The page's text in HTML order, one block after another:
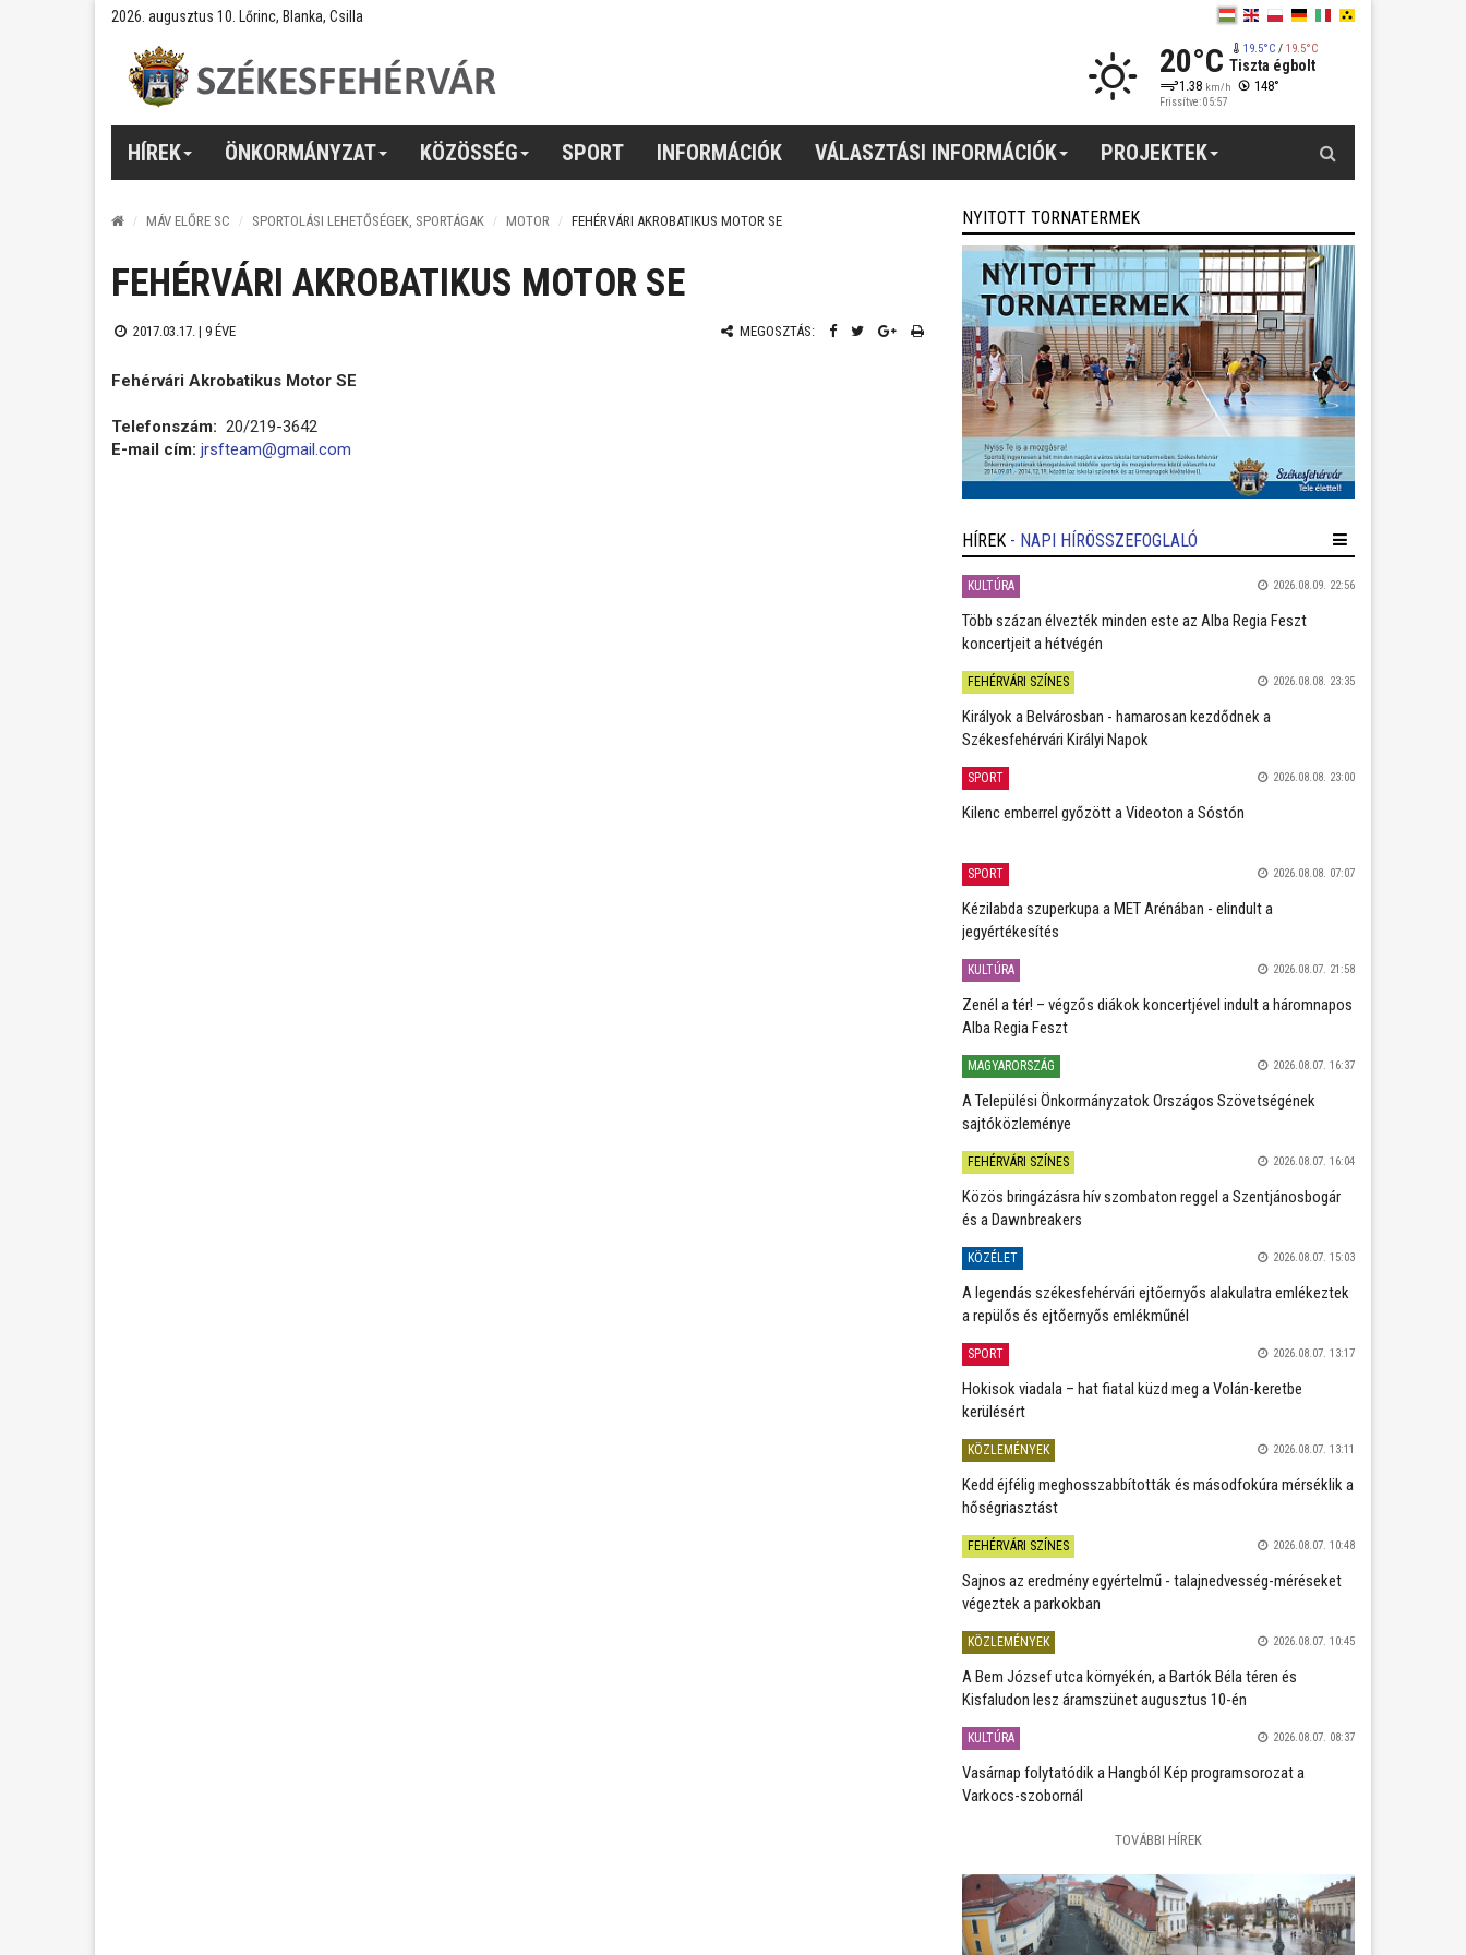
2026. augusztus 10. Lőrinc, Blanka, Csilla
20°C 19.5°C/ 19.5°C
Tiszta égbolt
1.38 km/h 148°
Frissítve: 05:57
HÍREK ÖNKORMÁNYZAT KÖZÖSSÉG SPORT INFORMÁCIÓK VÁLASZTÁSI INFORMÁCIÓK PROJEKTEK
MÁV ELŐRE SC SPORTOLÁSI LEHETŐSÉGEK, SPORTÁGAK MOTOR FEHÉRVÁRI AKROBATIKUS MOTOR SE
FEHÉRVÁRI AKROBATIKUS MOTOR SE
2017.03.17. | 9 ÉVE MEGOSZTÁS:
Fehérvári Akrobatikus Motor SE
Telefonszám: 20/219-3642
E-mail cím: jrsfteam@gmail.com
NYITOTT TORNATERMEK
HÍREK - NAPI HÍRÖSSZEFOGLALÓ
KULTÚRA 2026.08.09. 22:56
Több százan élvezték minden este az Alba Regia Feszt
koncertjeit a hétvégén
FEHÉRVÁRI SZÍNES 2026.08.08. 23:35
Királyok a Belvárosban - hamarosan kezdődnek a
Székesfehérvári Királyi Napok
SPORT 2026.08.08. 23:00
Kilenc emberrel győzött a Videoton a Sóstón
SPORT 2026.08.08. 07:07
Kézilabda szuperkupa a MET Arénában - elindult a
jegyértékesítés
KULTÚRA 2026.08.07. 21:58
Zenél a tér! – végzős diákok koncertjével indult a háromnapos
Alba Regia Feszt
MAGYARORSZÁG 2026.08.07. 16:37
A Települési Önkormányzatok Országos Szövetségének
sajtóközleménye
FEHÉRVÁRI SZÍNES 2026.08.07. 16:04
Közös bringázásra hív szombaton reggel a Szentjánosbogár
és a Dawnbreakers
KÖZÉLET 2026.08.07. 15:03
A legendás székesfehérvári ejtőernyős alakulatra emlékeztek
a repülős és ejtőernyős emlékműnél
SPORT 2026.08.07. 13:17
Hokisok viadala – hat fiatal küzd meg a Volán-keretbe
kerülésért
KÖZLEMÉNYEK 2026.08.07. 13:11
Kedd éjfélig meghosszabbították és másodfokúra mérséklik a
hőségriasztást
FEHÉRVÁRI SZÍNES 2026.08.07. 10:48
Sajnos az eredmény egyértelmű - talajnedvesség-méréseket
végeztek a parkokban
KÖZLEMÉNYEK 2026.08.07. 10:45
A Bem József utca környékén, a Bartók Béla téren és
Kisfaludon lesz áramszünet augusztus 10-én
KULTÚRA 2026.08.07. 08:37
Vasárnap folytatódik a Hangból Kép programsorozat a
Varkocs-szobornál
TOVÁBBI HÍREK